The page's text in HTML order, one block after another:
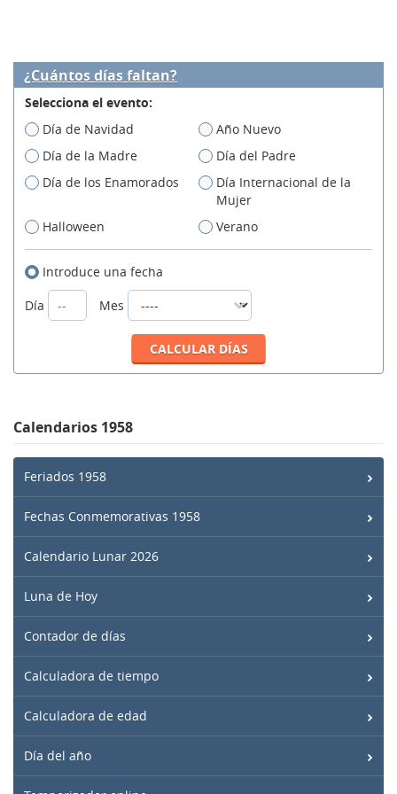
¿Cuántos días faltan?
Selecciona el evento:
Día de Navidad
Año Nuevo
Día de la Madre
Día del Padre
Día de los Enamorados
Día Internacional de la
Mujer
Halloween
Verano
Introduce una fecha
Día
Mes
Calendarios 1958
Feriados 1958
Fechas Conmemorativas 1958
Calendario Lunar 2026
Luna de Hoy
Contador de días
Calculadora de tiempo
Calculadora de edad
Día del año